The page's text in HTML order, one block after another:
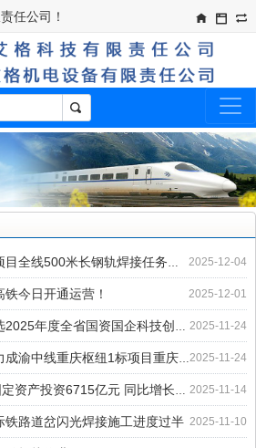
任公司！​
2025-12-04
线500米长钢轨焊接任务圆满完成
2025-12-01
今日开通运营！
2025-11-24
度全省国资国企科技创新典型案例
2025-11-24
庆枢纽1标项目重庆北站站改工程提质增效
2025-11-14
产投资6715亿元 同比增长5.7%
2025-11-10
铁路道岔闪光焊接施工进度过半